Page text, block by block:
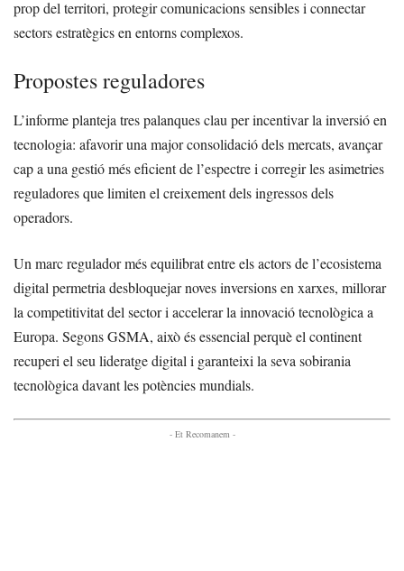
prop del territori, protegir comunicacions sensibles i connectar
sectors estratègics en entorns complexos.
Propostes reguladores
L’informe planteja tres palanques clau per incentivar la inversió en
tecnologia: afavorir una major consolidació dels mercats, avançar
cap a una gestió més eficient de l’espectre i corregir les asimetries
reguladores que limiten el creixement dels ingressos dels
operadors.
Un marc regulador més equilibrat entre els actors de l’ecosistema
digital permetria desbloquejar noves inversions en xarxes, millorar
la competitivitat del sector i accelerar la innovació tecnològica a
Europa. Segons GSMA, això és essencial perquè el continent
recuperi el seu lideratge digital i garanteixi la seva sobirania
tecnològica davant les potències mundials.
- Et Recomanem -